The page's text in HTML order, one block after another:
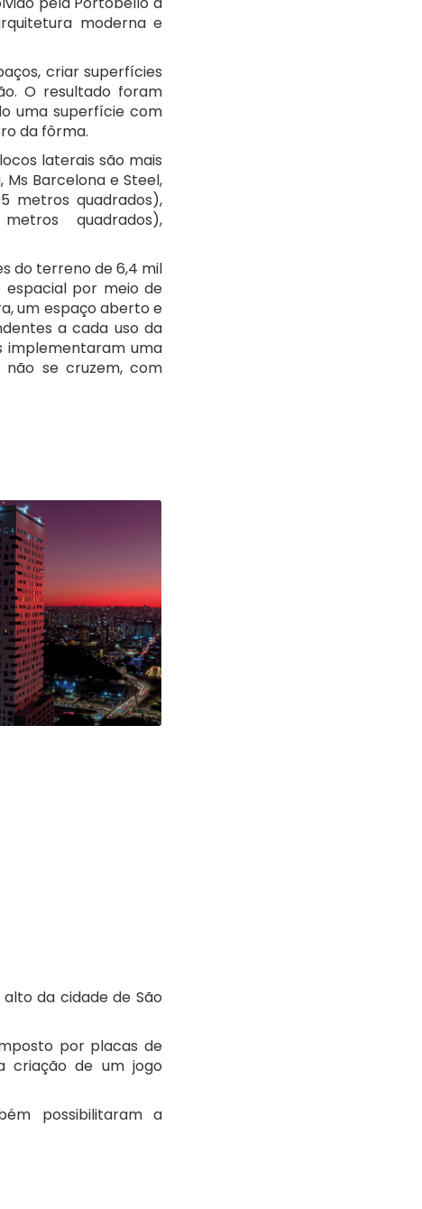
moderna e
criar superfícies
O resultado foram
uma superfície com
da fôrma.
laterais são mais
Barcelona e Steel,
metros quadrados),
quadrados),
do terreno de 6,4 mil
espacial por meio de
um espaço aberto e
a cada uso da
implementaram uma
se cruzem, com
da cidade de São
por placas de
criação de um jogo
possibilitaram a